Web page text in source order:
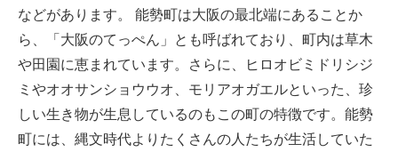
などがあります。 能勢町は大阪の最北端にあることか
ら、「大阪のてっぺん」とも呼ばれており、町内は草木
や田園に恵まれています。さらに、ヒロオビミドリシジ
ミやオオサンショウウオ、モリアオガエルといった、珍
しい生き物が生息しているのもこの町の特徴です。能勢
町には、縄文時代よりたくさんの人たちが生活していた